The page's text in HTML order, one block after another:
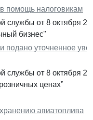
помощь налоговикам
службы от 8 октября
бизнес"
подано уточненное
службы от 8 октября
ценах”
авиатоплива